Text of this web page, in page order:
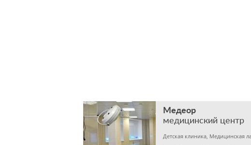
Медеор
медицинский центр